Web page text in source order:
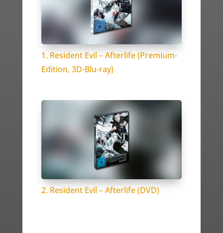
1. Resident Evil – Afterlife (Premium-
Edition, 3D-Blu-ray)
2. Resident Evil – Afterlife (DVD)